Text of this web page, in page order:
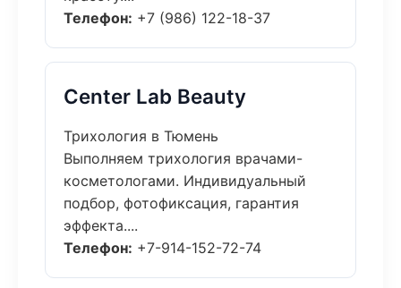
Телефон: +7 (986) 122-18-37
Center Lab Beauty
Трихология в Тюмень
Выполняем трихология врачами-
косметологами. Индивидуальный
подбор, фотофиксация, гарантия
эффекта....
Телефон: +7-914-152-72-74